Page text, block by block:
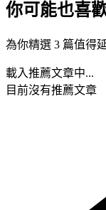
你可能也喜
為你精選 3 篇值得
載入推薦文章中...
目前沒有推薦文章